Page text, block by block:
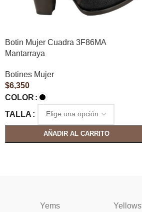
Botin Mujer Cuadra 3F86MA
Mantarraya
Botines Mujer
$6,350
COLOR
TALLA
AÑADIR AL CARRITO
Yems